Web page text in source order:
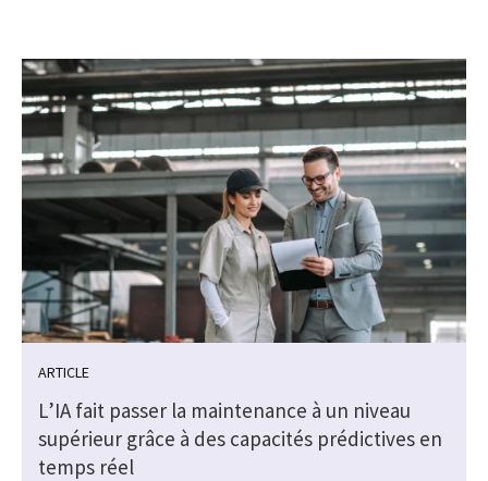
ARTICLE
L’IA fait passer la maintenance à un niveau
supérieur grâce à des capacités prédictives en
temps réel